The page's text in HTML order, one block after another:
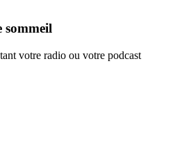
sommeil
votre radio ou votre podcast